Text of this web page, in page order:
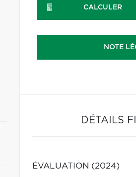
CALCULER
NOTE
DÉTAILS
ÉVALUATION (2024)